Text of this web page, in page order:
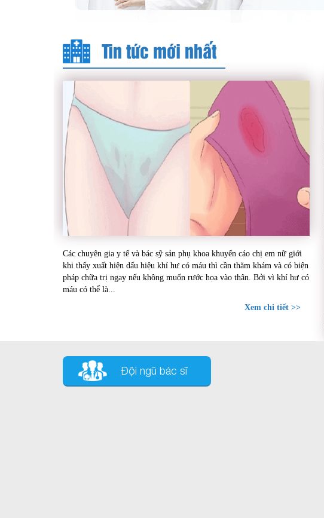
Tin tức mới nhất
khám ngay nếu không muốn rước họa vào thân
Các chuyên gia y tế và bác sỹ sản phụ khoa khuyến cáo chị em nữ giới
khi thấy xuất hiện dấu hiệu khí hư có máu thì cần thăm khám và có biện
pháp chữa trị ngay nếu không muốn rước họa vào thân. Bởi vì khí hư có
máu có thể là...
Xem chi tiết >>
Đội ngũ bác sĩ